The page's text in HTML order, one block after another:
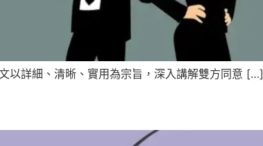
以詳細、清晰、實用為宗旨，深入講解雙方同意 […]